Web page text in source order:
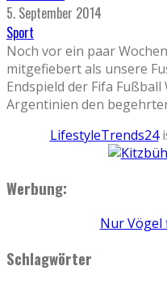
5. September 2014
Sport
Noch vor ein paar
mitgefiebert als unsere
Endspield der Fifa
Argentinien den
LifestyleTrends24
Werbung:
Nur Vögel
Schlagwörter